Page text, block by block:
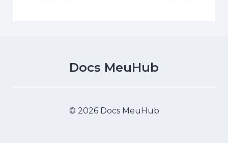
Docs MeuHub
© 2026 Docs MeuHub